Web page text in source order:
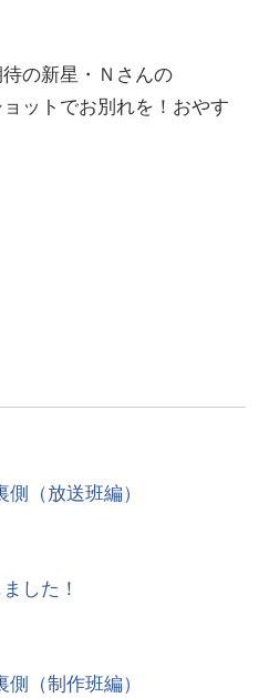
の新星・Ｎさんの
ットでお別れを！おやす
（放送班編）
した！
（制作班編）